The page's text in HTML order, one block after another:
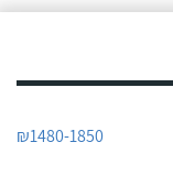
₪1480-1850